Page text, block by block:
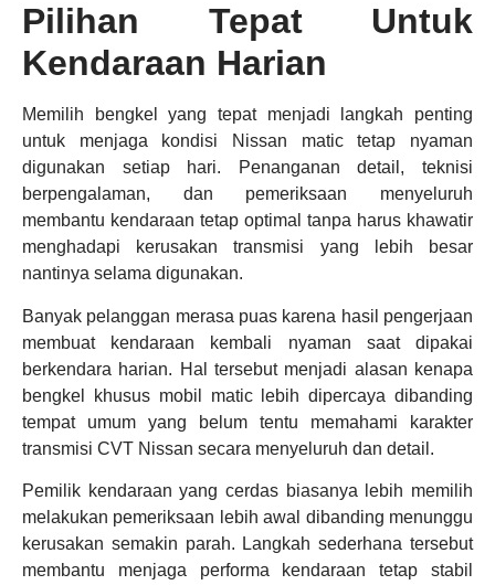
Pilihan Tepat Untuk
Kendaraan Harian
Memilih bengkel yang tepat menjadi langkah penting
untuk menjaga kondisi Nissan matic tetap nyaman
digunakan setiap hari. Penanganan detail, teknisi
berpengalaman, dan pemeriksaan menyeluruh
membantu kendaraan tetap optimal tanpa harus khawatir
menghadapi kerusakan transmisi yang lebih besar
nantinya selama digunakan.
Banyak pelanggan merasa puas karena hasil pengerjaan
membuat kendaraan kembali nyaman saat dipakai
berkendara harian. Hal tersebut menjadi alasan kenapa
bengkel khusus mobil matic lebih dipercaya dibanding
tempat umum yang belum tentu memahami karakter
transmisi CVT Nissan secara menyeluruh dan detail.
Pemilik kendaraan yang cerdas biasanya lebih memilih
melakukan pemeriksaan lebih awal dibanding menunggu
kerusakan semakin parah. Langkah sederhana tersebut
membantu menjaga performa kendaraan tetap stabil